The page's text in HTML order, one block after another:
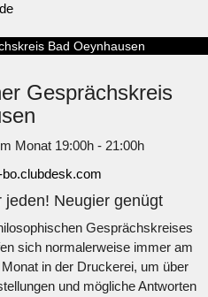
Bad Oeynhausen
Gesprächskreis
Monat 19:00h - 21:00h
jeden! Neugier genügt
Gesprächskreises
sich normalerweise immer am
in der Druckerei, um über
und mögliche Antworten